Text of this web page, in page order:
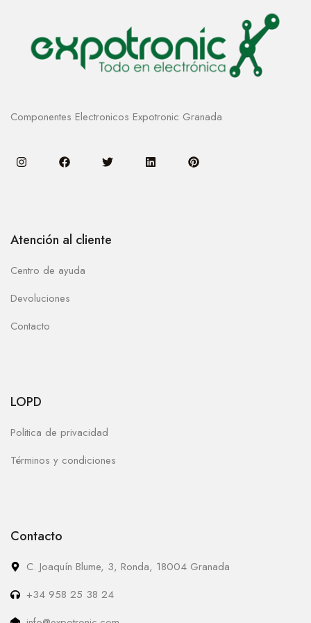
Componentes Electronicos Expotronic Granada
Atención al cliente
Centro de ayuda
Devoluciones
Contacto
LOPD
Politica de privacidad
Términos y condiciones
Contacto
C. Joaquín Blume, 3, Ronda, 18004 Granada
+34 958 25 38 24